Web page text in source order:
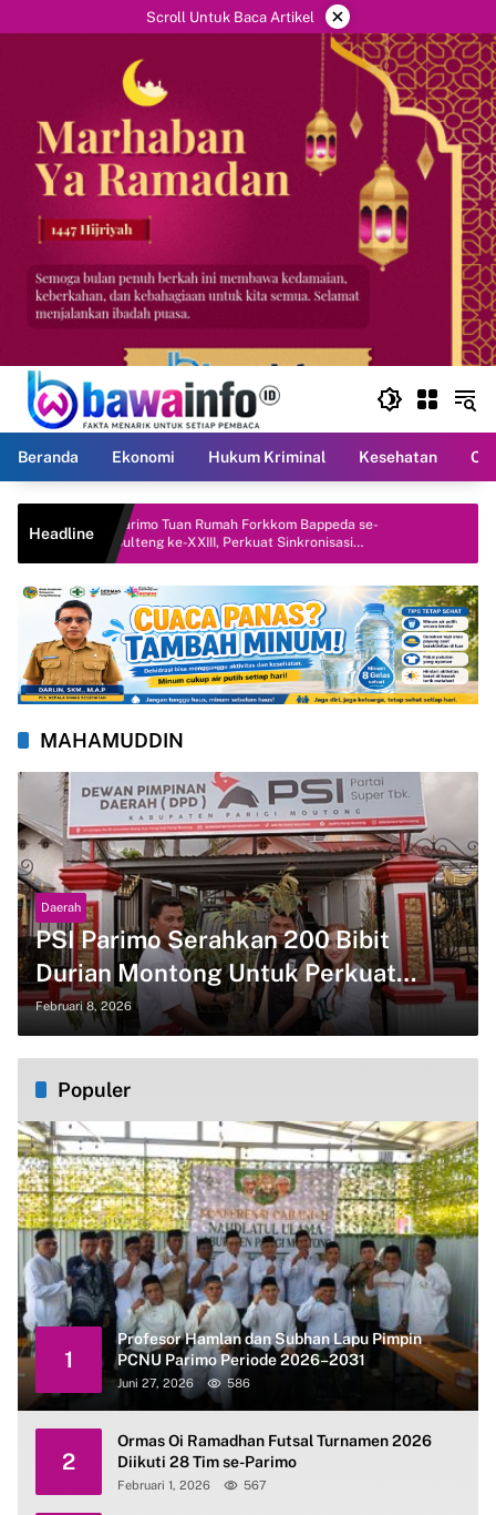
ke
Scroll Untuk Baca Artikel ×
Beranda Ekonomi Hukum Kriminal Kesehatan
Headline
Parimo Tuan Rumah Forkkom Bappeda se-
Sulteng ke-XXIII, Perkuat Sinkronisasi
Pembangunan Daerah
MAHAMUDDIN
Daerah
PSI Parimo Serahkan 200 Bibit
Durian Montong Untuk Perkuat
Kemandirian Ekonomi Kader
Februari 8, 2026
Populer
1
Profesor Hamlan dan Subhan Lapu Pimpin
PCNU Parimo Periode 2026–2031
Juni 27, 2026 586
2
Ormas Oi Ramadhan Futsal Turnamen 2026
Diikuti 28 Tim se-Parimo
Februari 1, 2026 567